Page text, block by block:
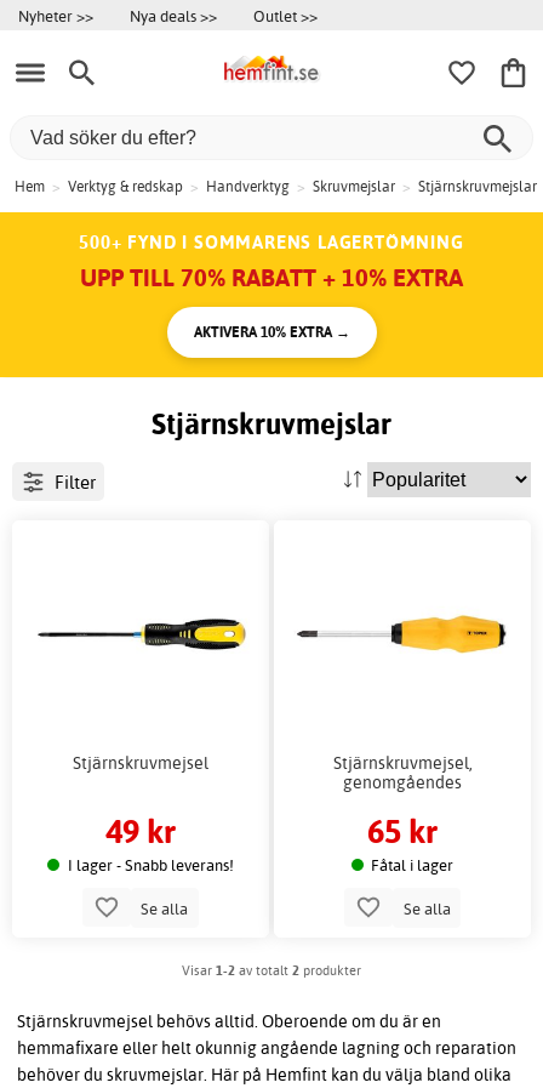
Nyheter >> Nya deals >> Outlet >>
Hem > Verktyg & redskap > Handverktyg > Skruvmejslar > Stjärnskruvmejslar
500+ FYND I SOMMARENS LAGERTÖMNING
UPP TILL 70% RABATT + 10% EXTRA
AKTIVERA 10% EXTRA →
Stjärnskruvmejslar
Filter
Stjärnskruvmejsel
49 kr
I lager - Snabb leverans!
Se alla
Stjärnskruvmejsel,
genomgåendes
65 kr
Fåtal i lager
Se alla
Visar 1-2 av totalt 2 produkter
Stjärnskruvmejsel behövs alltid. Oberoende om du är en
hemmafixare eller helt okunnig angående lagning och reparation
behöver du skruvmejslar. Här på Hemfint kan du välja bland olika